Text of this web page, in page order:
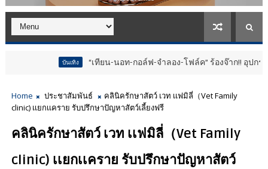
“เทียน-นอท-กอล์ฟ-จำลอง-โฟล์ค” ร้องจ๊าก!! อุปกรณ์ม่วนจอยงานวัด.. ท
Home ประชาสัมพันธ์
คลินิครักษาสัตว์ เวท เเฟมิลี่（Vet Family
clinic) เเยกเเคราย รับปรึกษาปัญหาสัตว์เลี้ยงฟรี
คลินิครักษาสัตว์ เวท เเฟมิลี่（Vet Family
clinic) เเยกเเคราย รับปรึกษาปัญหาสัตว์